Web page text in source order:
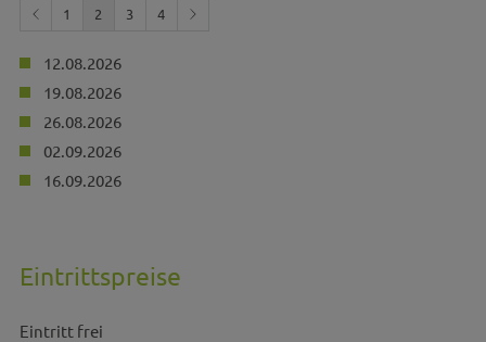
1 2 3 4
12.08.2026
19.08.2026
26.08.2026
02.09.2026
16.09.2026
Eintrittspreise
Eintritt frei